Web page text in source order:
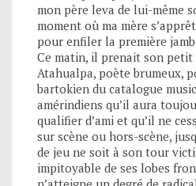
mon père leva de lui-même
moment où ma mère
pour enfiler la première
Ce matin, il prenait son petit
Atahualpa, poète brumeux,
bartokien du catalogue
amérindiens qu’il aura
qualifier d’ami et qu’il ne
sur scène ou hors-scène,
de jeu ne soit à son tour
impitoyable de ses lobes